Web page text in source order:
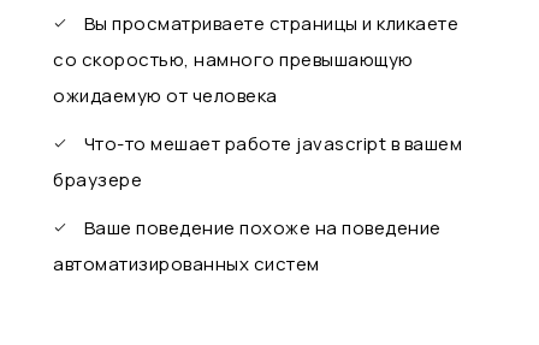
Вы просматриваете страницы и кликаете
со скоростью, намного превышающую
ожидаемую от человека
Что-то мешает работе javascript в вашем
браузере
Ваше поведение похоже на поведение
автоматизированных систем